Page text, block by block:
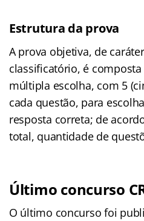
Estrutura da prova
A prova objetiva, de
classificatório, é
múltipla escolha, com 5
cada questão, para
resposta correta; de
total, quantidade de
Último concurso
O último concurso foi